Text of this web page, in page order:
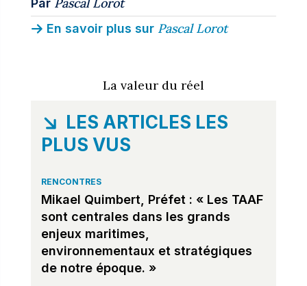
Par
En savoir plus sur Pascal Lorot
La valeur du réel
LES ARTICLES LES
PLUS VUS
RENCONTRES
Mikael Quimbert, Préfet : « Les TAAF
sont centrales dans les grands
enjeux maritimes,
environnementaux et stratégiques
de notre époque. »